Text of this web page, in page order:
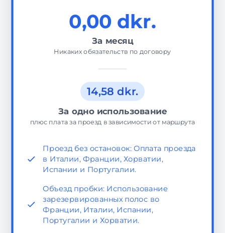
0,00 dkr.
За месяц
Никаких обязательств по договору
14,58 dkr.
За одно использование
плюс плата за проезд в зависимости от маршрута
Проезд без остановок: Оплата проезда
в Италии, Франции, Хорватии,
Испании и Португалии.
Объезд пробки: Использование
зарезервированных полос во
Франции, Италии, Испании,
Португалии и Хорватии.